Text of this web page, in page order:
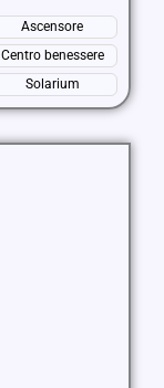
Ascensore
Centro benessere
Solarium